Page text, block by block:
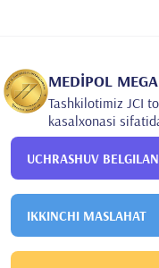
MEDİPOL MEGA
Tashkilotimiz JCI
kasalxonasi
UCHRASHUV
IKKINCHI MASLAHAT